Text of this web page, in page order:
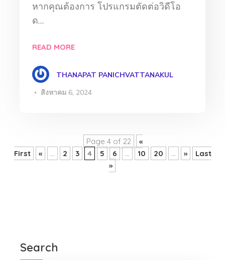
หากคุณต้องการ โปรแกรมตัดต่อวิดีโอ
ด…
READ MORE
THANAPAT PANICHVATTANAKUL
สิงหาคม 6, 2024
Page 4 of 22
«
First
« ... 2 3 4 5 6 ... 10 20 ... »
Last
»
Search